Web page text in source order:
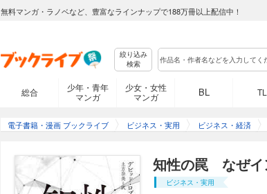
無料マンガ・ラノベなど、豊富なラインナップで188万冊以上配信中！
絞り込み
検索
総合
少年・青年
マンガ
少女・女性
マンガ
BL TL
電子書籍・漫画 ブックライブ ビジネス・実用 ビジネス・経済
知性の罠 なぜイ
ビジネス・実用